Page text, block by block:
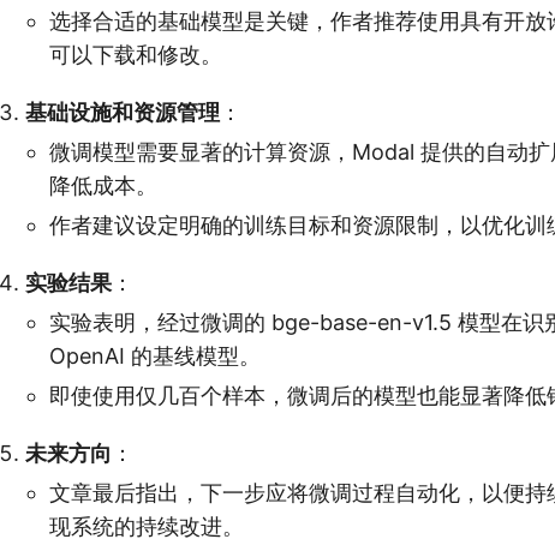
选择合适的基础模型是关键，作者推荐使用具有开
可以下载和修改。
基础设施和资源管理 ：
微调模型需要显著的计算资源，Modal 提供的自动扩
降低成本。
作者建议设定明确的训练目标和资源限制，以优化训
实验结果：
实验表明，经过微调的 bge-base-en-v1.5 模型在识
OpenAI 的基线模型。
即使使用仅几百个样本，微调后的模型也能显著降低
未来方向 ：
文章最后指出，下一步应将微调过程自动化，以便
现系统的持续改进。